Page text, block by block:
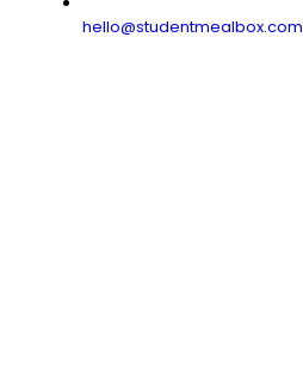
hello@studentmealbox.com